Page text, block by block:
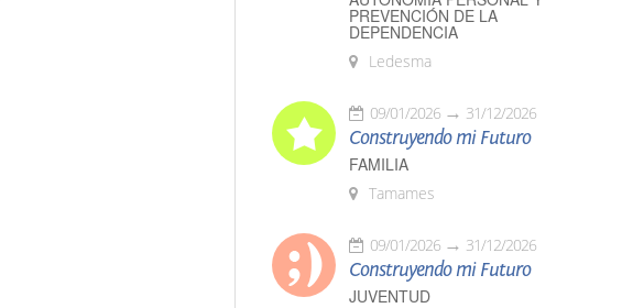
PREVENCIÓN DE LA
DEPENDENCIA
Ledesma
09/01/2026 31/12/2026
Construyendo mi Futuro
FAMILIA
Tamames
09/01/2026 31/12/2026
Construyendo mi Futuro
JUVENTUD